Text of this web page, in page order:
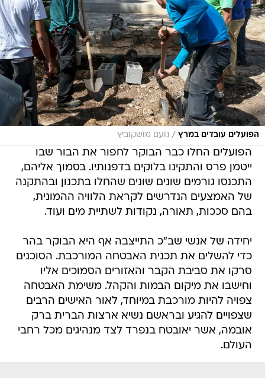
הפועלים עובדים במרץ / נועם מושקוביץ
הפועלים החלו כבר הבוקר לחפור את הבור שבו
ייטמן פרס והתקינו בלוקים בדפנותיו. בסמוך אליהם,
התכנסו גורמים שונים שונים שהחלו בתכנון ובהתקנה
של האמצעים הנדרשים לקראת הלוויה ההמונית,
בהם סככות, תאורה, נקודות לשתיית מים ועוד.
יחידה של אנשי שב"כ התייצבה אף היא הבוקר בהר
כדי להשלים את תכנית האבטחה המורכבת. הסוכנים
סרקו את סביבת הקבר והאזורים הסמוכים אליו
וחישבו את מיקום הבמות והקהל. משימת האבטחה
צפויה להיות מורכבת במיוחד, לאור האישים הרבים
שצפויים להגיע ובראשם נשיא ארצות הברית ברק
אובמה, אשר יאובטח בנפרד לצד מנהיגים מכל רחבי
העולם.